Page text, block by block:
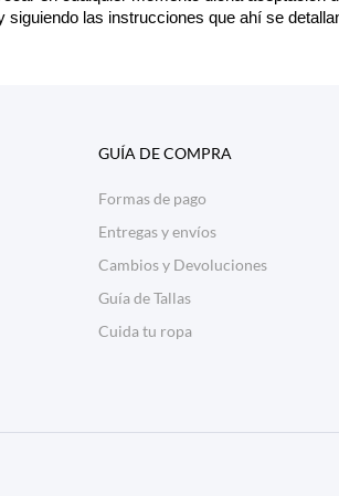
siguiendo las instrucciones que ahí se
GUÍA DE COMPRA
Formas de pago
Entregas y envíos
Cambios y Devoluciones
Guía de Tallas
Cuida tu ropa